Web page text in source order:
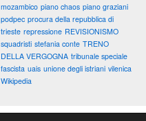
mozambico piano chaos piano graziani
podpec procura della repubblica di
trieste repressione REVISIONISMO
squadristi stefania conte TRENO
DELLA VERGOGNA tribunale speciale
fascista uais unione degli istriani vilenica
Wikipedia